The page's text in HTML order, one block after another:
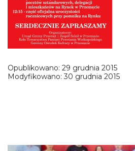
Opublikowano: 29 grudnia 2015
Modyfikowano:30 grudnia 2015